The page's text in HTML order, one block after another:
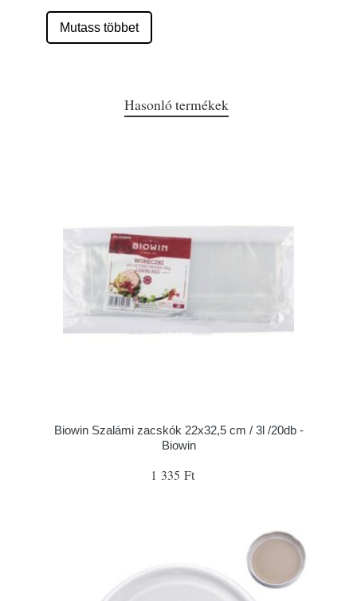
Mutass többet
Hasonló termékek
Biowin Szalámi zacskók 22x32,5 cm / 3l /20db -
Biowin
1 335 Ft